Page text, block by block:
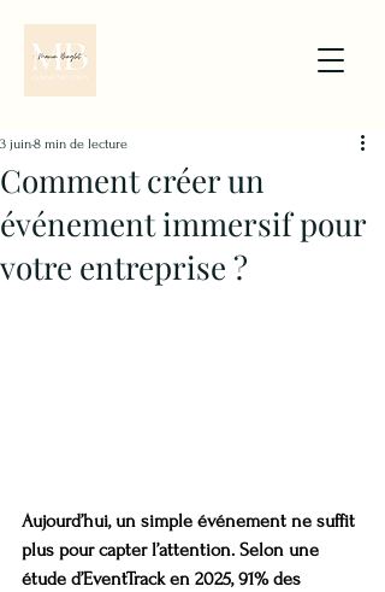
Comment créer un
événement immersif pour
votre entreprise ?
3 juin8 min de lecture
Aujourd’hui, un simple événement ne suffit
plus pour capter l’attention. Selon une
étude d’EventTrack en 2025, 91% des